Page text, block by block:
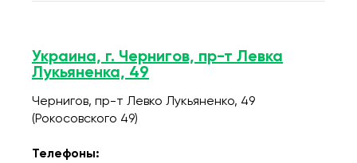
Украина, г. Чернигов, пр-т Левка
Лукьяненка, 49
Чернигов, пр-т Левко Лукьяненко, 49
(Рокосовского 49)
Телефоны: